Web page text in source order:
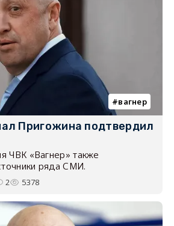
вагнер
Пригожина подтвердил
ЧВК «Вагнер» также
ряда СМИ.
2 5378